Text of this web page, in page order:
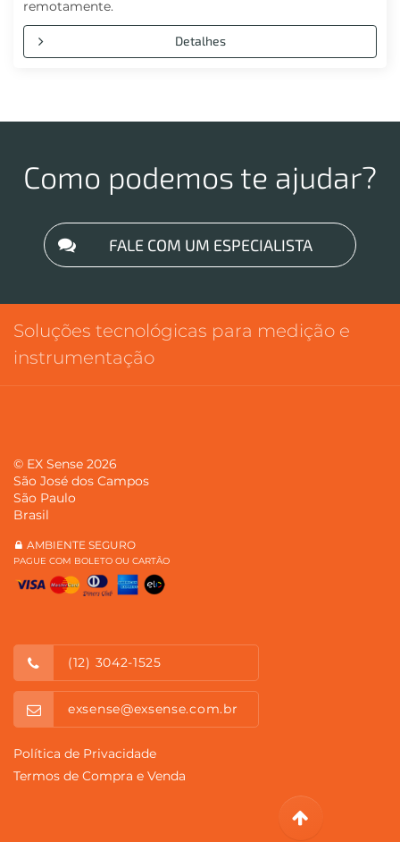
remotamente.
Detalhes
Como podemos te ajudar?
FALE COM UM ESPECIALISTA
Soluções tecnológicas para medição e
instrumentação
© EX Sense 2026
São José dos Campos
São Paulo
Brasil
AMBIENTE SEGURO
PAGUE COM BOLETO OU CARTÃO
(12) 3042-1525
exsense@exsense.com.br
Política de Privacidade
Termos de Compra e Venda